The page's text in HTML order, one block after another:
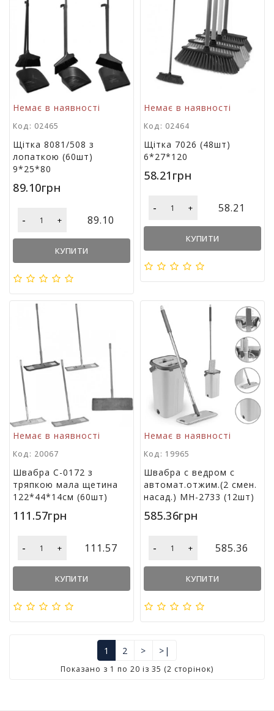
Немає в наявності
Код: 02465
Щітка 8081/508 з
лопаткою (60шт)
9*25*80
89.10грн
- + 89.10
КУПИТИ
Немає в наявності
Код: 02464
Щітка 7026 (48шт)
6*27*120
58.21грн
- + 58.21
КУПИТИ
Немає в наявності
Код: 20067
Швабра С-0172 з
тряпкою мала щетина
122*44*14см (60шт)
111.57грн
- + 111.57
КУПИТИ
Немає в наявності
Код: 19965
Швабра с ведром с
автомат.отжим.(2 смен.
насад.) MH-2733 (12шт)
585.36грн
- + 585.36
КУПИТИ
1 2 > >|
Показано з 1 по 20 із 35 (2 сторінок)